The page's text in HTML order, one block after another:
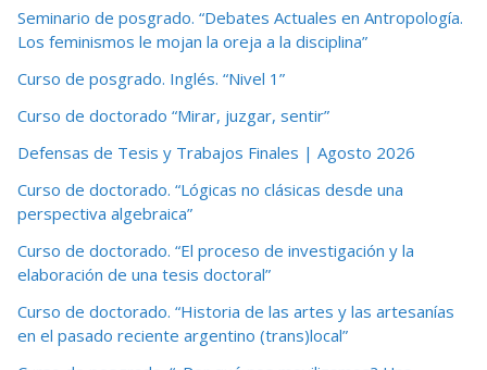
Seminario de posgrado. “Debates Actuales en Antropología.
Los feminismos le mojan la oreja a la disciplina”
Curso de posgrado. Inglés. “Nivel 1”
Curso de doctorado “Mirar, juzgar, sentir”
Defensas de Tesis y Trabajos Finales | Agosto 2026
Curso de doctorado. “Lógicas no clásicas desde una
perspectiva algebraica”
Curso de doctorado. “El proceso de investigación y la
elaboración de una tesis doctoral”
Curso de doctorado. “Historia de las artes y las artesanías
en el pasado reciente argentino (trans)local”